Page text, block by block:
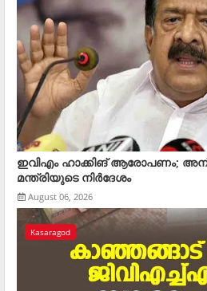
ഇവിഎം ഹാക്കിങ് ആരോപണം;
മന്ത്രിയുടെ നിര്‍ദേശം
August 06, 2026
Kasaragod